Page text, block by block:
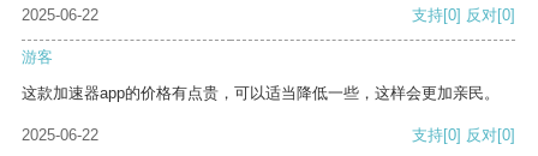
2025-06-22 支持[0] 反对[0]
游客
这款加速器app的价格有点贵，可以适当降低一些，这样会更加亲民。
2025-06-22 支持[0] 反对[0]